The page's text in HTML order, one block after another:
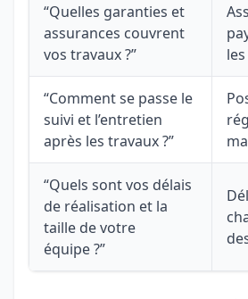
“Quelles garanties et
assurances couvrent
vos travaux ?”
“Comment se passe le
suivi et l’entretien
après les travaux ?”
“Quels sont vos délais
de réalisation et la
taille de votre
équipe ?”